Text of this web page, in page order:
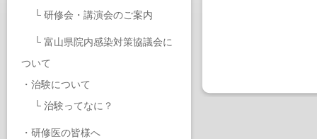
└ 研修会・講演会のご案内
└ 富山県院内感染対策協議会に
ついて
・ 治験について
└ 治験ってなに？
・ 研修医の皆様へ